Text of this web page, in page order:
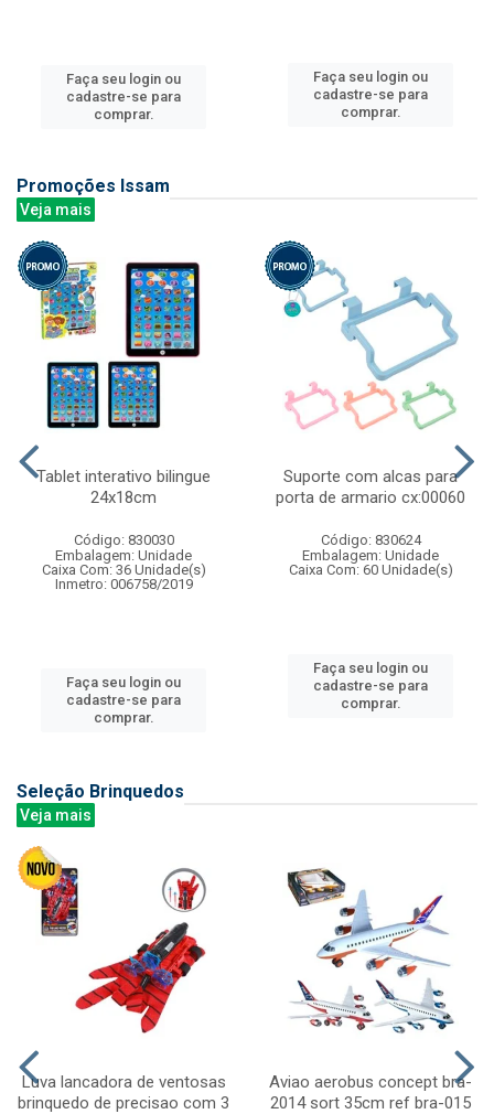
Faça seu login ou
cadastre-se para
comprar.
Faça seu login ou
cadastre-se para
comprar.
Promoções Issam
Veja mais
Tablet interativo bilingue
24x18cm
Código: 830030
Embalagem: Unidade
Caixa Com: 36 Unidade(s)
Inmetro: 006758/2019
Faça seu login ou
cadastre-se para
comprar.
Suporte com alcas para
porta de armario cx:00060
Código: 830624
Embalagem: Unidade
Caixa Com: 60 Unidade(s)
Faça seu login ou
cadastre-se para
comprar.
Seleção Brinquedos
Veja mais
Luva lancadora de ventosas
brinquedo de precisao com 3
Aviao aerobus concept bra-
2014 sort 35cm ref bra-015